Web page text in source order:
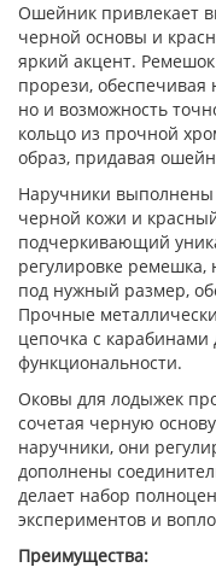
Ошейник привлекает
черной основы и
яркий акцент.
прорези,
но и возможность
кольцо из прочной
образ, придавая
Наручники выполнены
черной кожи и
подчеркивающий
регулировке ремешка,
под нужный размер,
Прочные
цепочка с карабинами
функциональности.
Оковы для лодыжек
сочетая черную
наручники, они
дополнены
делает набор
экспериментов и
Преимущества: